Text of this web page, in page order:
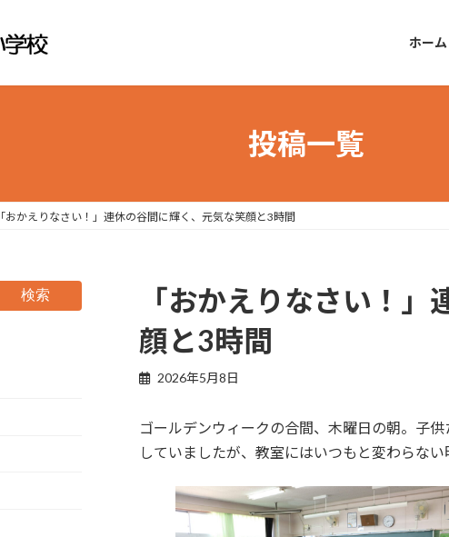
ホーム
投稿一覧
「おかえりなさい！」連休の谷間に輝く、元気な笑顔と3時間
「おかえりなさい！
顔と3時間
2026年5月8日
ゴールデンウィークの合間、木曜日の朝。子
していましたが、教室にはいつもと変わらない
検索